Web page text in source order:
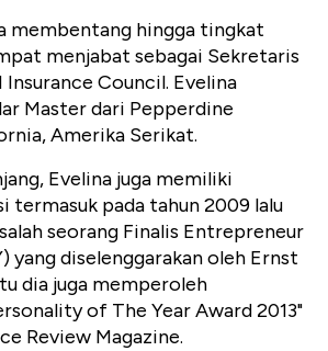
membentang hingga tingkat
menjabat sebagai Sekretaris
Council. Evelina
Master dari Pepperdine
Amerika Serikat.
Evelina juga memiliki
termasuk pada tahun 2009 lalu
seorang Finalis Entrepreneur
yang diselenggarakan oleh Ernst
dia juga memperoleh
of The Year Award 2013"
Review Magazine.